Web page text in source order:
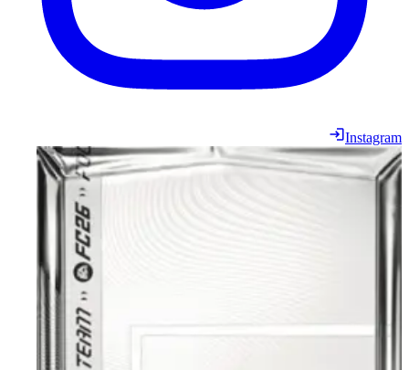
Instagram